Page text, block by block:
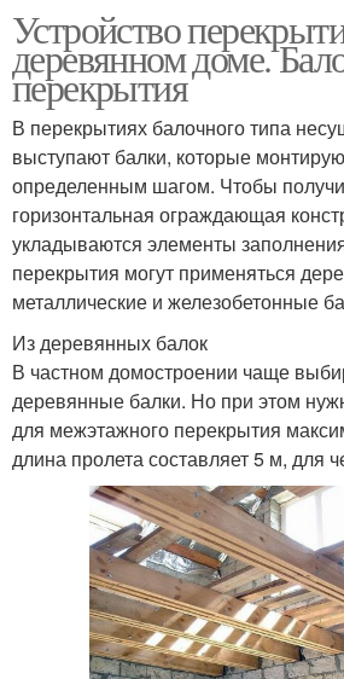
Устройство
деревянном доме.
перекрытия
В перекрытиях балочного типа
выступают балки, которые
определенным шагом. Чтобы
горизонтальная ограждающая
укладываются элементы
перекрытия могут применяться
металлические и железобетонные
Из деревянных балок
В частном домостроении чаще
деревянные балки. Но при этом
для межэтажного перекрытия
длина пролета составляет 5 м, для